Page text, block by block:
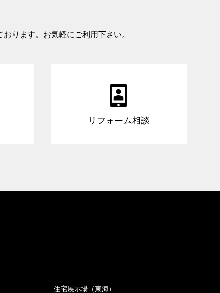
ります。お気軽にご利用下さい。

リフォーム相談
住宅展示場（東海）